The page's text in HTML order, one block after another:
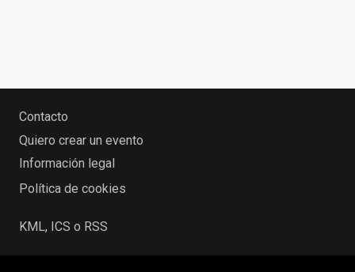
Contacto
Quiero crear un evento
Información legal
Política de cookies
KML, ICS o RSS